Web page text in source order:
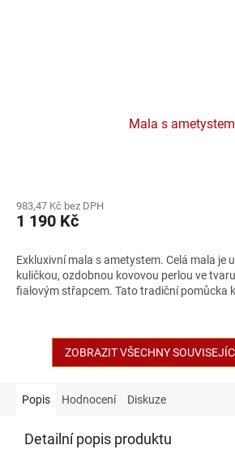
Mala s ametystem
produktu
z
5
hvězdiček.
983,47 Kč bez DPH
1 190 Kč
Exkluxivní mala s ametystem. Celá mala je
kuličkou, ozdobnou kovovou perlou ve
fialovým střapcem. Tato tradiční pomůcka
ZOBRAZIT VŠECHNY
Popis Hodnocení Diskuze
Detailní popis produktu